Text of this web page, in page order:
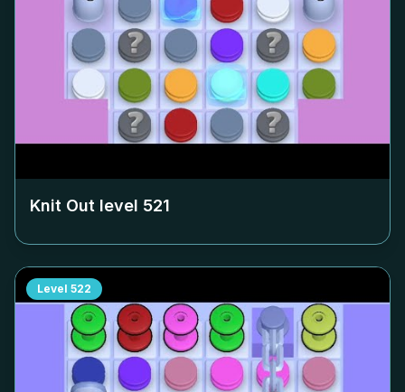
Knit Out level 521
Level 522